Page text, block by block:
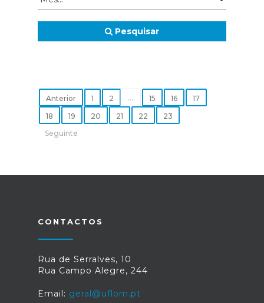
Pesquisar
Anterior 1 2 ... 15 16
17
18
19 20 21 22
23
Seguinte
CONTACTOS
Rua de Serralves, 10
Rua Campo Alegre, 244
Email: geral@uflom.pt